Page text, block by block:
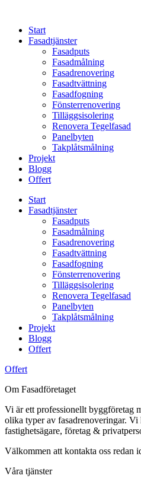
contentStart
Fasadtjänster
Fasadputs
Fasadmålning
Fasadrenovering
Fasadtvättning
Fasadfogning
Fönsterrenovering
Tilläggsisolering
Renovera Tegelfasad
Panelbyten
Takplåtsmålning
Projekt
Blogg
Offert
Start
Fasadtjänster
Fasadputs
Fasadmålning
Fasadrenovering
Fasadtvättning
Fasadfogning
Fönsterrenovering
Tilläggsisolering
Renovera Tegelfasad
Panelbyten
Takplåtsmålning
Projekt
Blogg
Offert
Offert
Om Fasadföretaget
Vi är ett professionellt byggföretag
olika typer av fasadrenoveringar. Vi
fastighetsägare, företag &
Välkommen att kontakta oss redan
Våra tjänster